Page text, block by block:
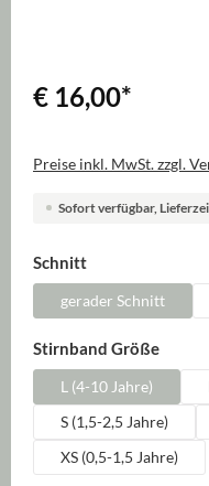
€ 16,00*
Preise inkl. MwSt. zzgl.
Sofort verfügbar,
Schnittauswählen
gerader Schnitt
Stirnband Größe
L (4-10 Jahre)
S (1,5-2,5 Jahre)
XS (0,5-1,5 Jahre)